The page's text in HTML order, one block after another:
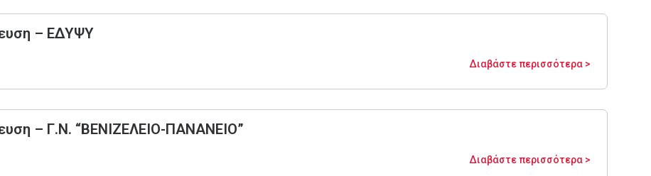
– ΕΔΥΨΥ
Διαβάστε περισσότερα >
– Γ.Ν. “ΒΕΝΙΖΕΛΕΙΟ-ΠΑΝΑΝΕΙΟ”
Διαβάστε περισσότερα >